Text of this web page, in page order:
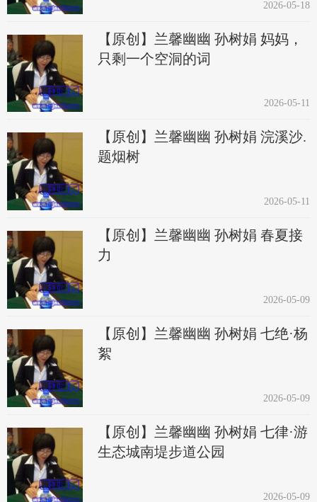
2026-05-18
【原创】兰馨幽幽 孙树娟 妈妈，
只剩一个空洞的词
2026-05-11
【原创】兰馨幽幽 孙树娟 浣溪沙.
题烟树
2026-05-11
【原创】兰馨幽幽 孙树娟 春夏接
力
2026-05-09
【原创】兰馨幽幽 孙树娟 七绝·杨
絮
2026-05-09
【原创】兰馨幽幽 孙树娟 七律·游
生态城南堤步道公园
2026-05-09